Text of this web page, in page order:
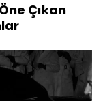
Çıkan